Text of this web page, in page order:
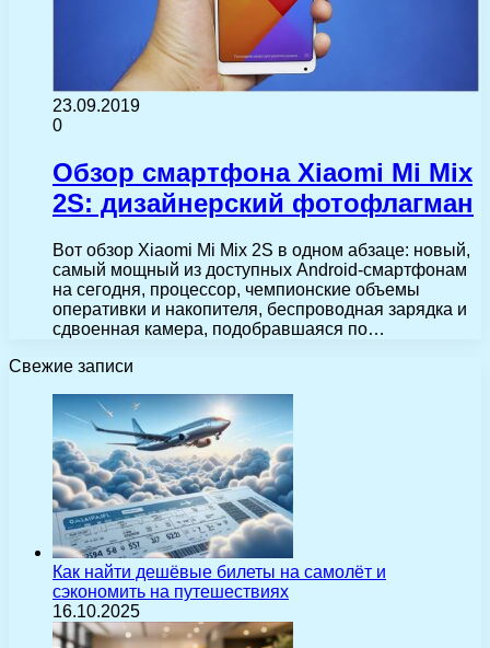
23.09.2019
0
Обзор смартфона Xiaomi Mi Mix
2S: дизайнерский фотофлагман
Вот обзор Xiaomi Mi Mix 2S в одном абзаце: новый,
самый мощный из доступных Android-смартфонам
на сегодня, процессор, чемпионские объемы
оперативки и накопителя, беспроводная зарядка и
сдвоенная камера, подобравшаяся по…
Свежие записи
Как найти дешёвые билеты на самолёт и
сэкономить на путешествиях
16.10.2025